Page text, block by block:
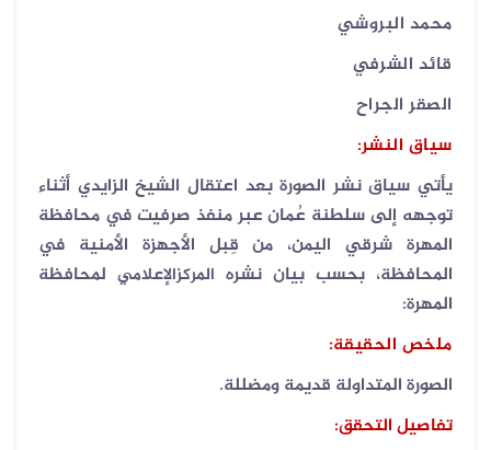
محمد البروشي
قائد الشرفي
الصقر الجراح
سياق النشر:
يأتي سياق نشر الصورة بعد اعتقال الشيخ الزايدي أثناء
توجهه إلى سلطنة عُمان عبر منفذ صرفيت في محافظة
المهرة شرقي اليمن، من قِبل الأجهزة الأمنية في
المحافظة، بحسب بيان نشره المركزالإعلامي لمحافظة
المهرة:
ملخص الحقيقة:
الصورة المتداولة قديمة ومضللة.
تفاصيل التحقق: